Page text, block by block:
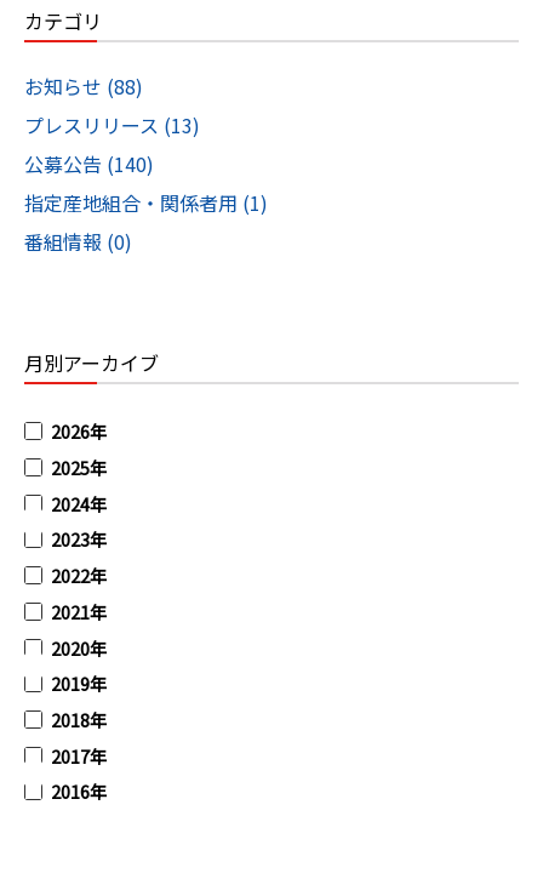
カテゴリ
お知らせ (88)
プレスリリース (13)
公募公告 (140)
指定産地組合・関係者用 (1)
番組情報 (0)
月別アーカイブ
2026年
2025年
2024年
2023年
2022年
2021年
2020年
2019年
2018年
2017年
2016年